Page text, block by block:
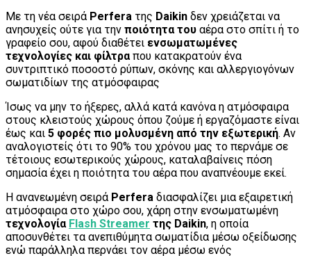
Με τη νέα σειρά Perfera της Daikin δεν χρειάζεται να
ανησυχείς ούτε για την ποιότητα του αέρα στο σπίτι ή το
γραφείο σου, αφού διαθέτει ενσωματωμένες
τεχνολογίες και φίλτραπου κατακρατούν ένα
συντριπτικό ποσοστό ρύπων, σκόνης και αλλεργιογόνων
σωματιδίων της ατμόσφαιρας
Ίσως να μην το ήξερες, αλλά κατά κανόνα η ατμόσφαιρα
στους κλειστούς χώρους όπου ζούμε ή εργαζόμαστε είναι
έως και 5 φορές πιο μολυσμένη από την εξωτερική. Αν
αναλογιστείς ότι το 90% του χρόνου μας το περνάμε σε
τέτοιους εσωτερικούς χώρους, καταλαβαίνεις πόση
σημασία έχει η ποιότητα του αέρα που αναπνέουμε εκεί.
Η ανανεωμένη σειρά Perfera διασφαλίζει μια εξαιρετική
ατμόσφαιρα στο χώρο σου, χάρη στην ενσωματωμένη
τεχνολογία Flash Streamer της Daikin, η οποία
αποσυνθέτει τα ανεπιθύμητα σωματίδια μέσω οξείδωσης
ενώ παράλληλα περνάει τον αέρα μέσω ενός